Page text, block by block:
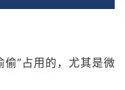
偷”占用的，尤其是微